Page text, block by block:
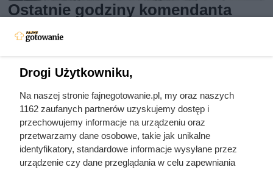
Ostatnie godziny komendanta
Auschwitz. Odtajnione zdjęcia
pokazują, co działo się przed
szubienicą
Drogi Użytkowniku,
Na naszej stronie fajnegotowanie.pl, my oraz naszych
1162 zaufanych partnerów uzyskujemy dostęp i
przechowujemy informacje na urządzeniu oraz
przetwarzamy dane osobowe, takie jak unikalne
identyfikatory, standardowe informacje wysyłane przez
urządzenie czy dane przeglądania w celu zapewniania